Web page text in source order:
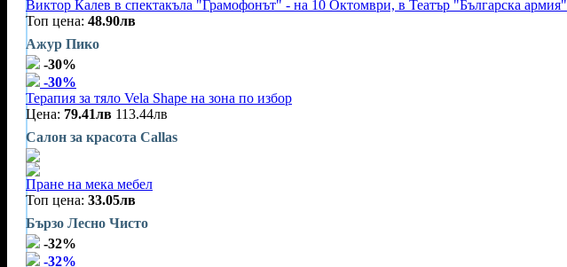
Виктор Калев в спектакъла "Грамофонът" - на 10 Октомври, в Театър "Българска армия"
Топ цена: 48.90лв
Ажур Пико
-30%
-30%
Терапия за тяло Vela Shape на зона по избор
Цена: 79.41лв 113.44лв
Салон за красота Callas
Пране на мека мебел
Топ цена: 33.05лв
Бързо Лесно Чисто
-32%
-32%